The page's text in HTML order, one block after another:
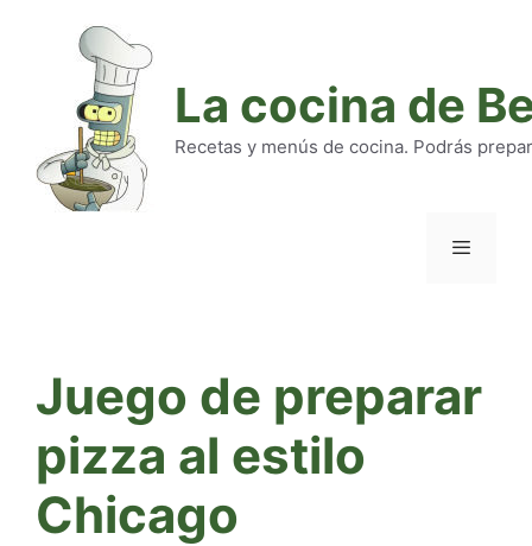
La cocina de
Recetas y menús de cocina. Podrás
Juego de preparar
pizza al estilo
Chicago